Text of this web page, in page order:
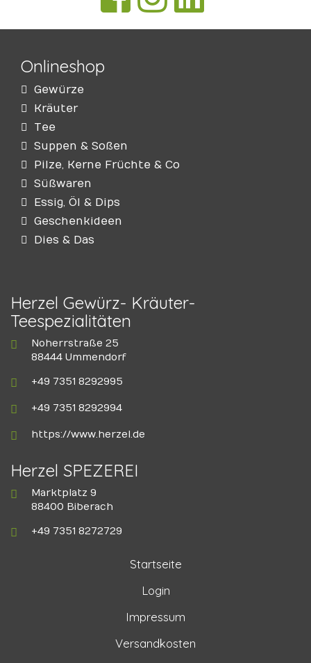
Onlineshop
Gewürze
Kräuter
Tee
Suppen & Soßen
Pilze, Kerne Früchte & Co
Süßwaren
Essig, Öl & Dips
Geschenkideen
Dies & Das
Herzel Gewürz- Kräuter-
Teespezialitäten
Noherrstraße 25
88444 Ummendorf
+49 7351 8292995
+49 7351 8292994
https://www.herzel.de
Herzel SPEZEREI
Marktplatz 9
88400 Biberach
+49 7351 8272729
Startseite
Login
Impressum
Versandkosten